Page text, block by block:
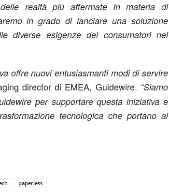
realtà più affermate in materia di
in grado di lanciare una soluzione
diverse esigenze dei consumatori nel
offre nuovi entusiasmanti modi di servire
director di EMEA, Guidewire. “Siamo
per supportare questa iniziativa e
tecnologica che portano al
paperless